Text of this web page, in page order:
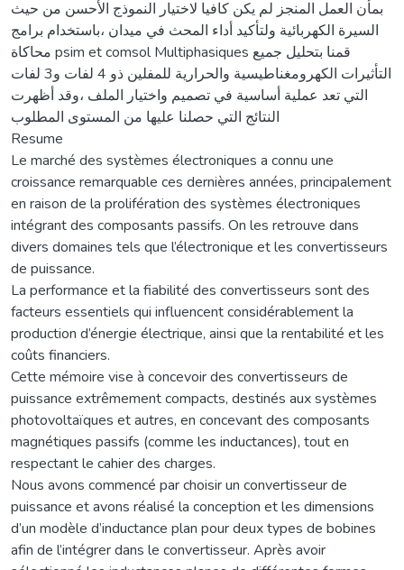
بمأن العمل المنجز لم يكن كافيا لاختيار النموذج الأحسن من حيث
السيرة الكهربائية ولتأكيد أداء المحث في ميدان ،باستخدام برامج
محاكاة psim et comsol Multiphasiques قمنا بتحليل جميع
التأثيرات الكهرومغناطيسية والحرارية للمفلين ذو 4 لفات و3 لفات
التي تعد عملية أساسية في تصميم واختيار الملف ،وقد أظهرت
النتائج التي حصلنا عليها من المستوى المطلوب
Resume
Le marché des systèmes électroniques a connu une
croissance remarquable ces dernières années, principalement
en raison de la prolifération des systèmes électroniques
intégrant des composants passifs. On les retrouve dans
divers domaines tels que l’électronique et les convertisseurs
de puissance.
La performance et la fiabilité des convertisseurs sont des
facteurs essentiels qui influencent considérablement la
production d’énergie électrique, ainsi que la rentabilité et les
coûts financiers.
Cette mémoire vise à concevoir des convertisseurs de
puissance extrêmement compacts, destinés aux systèmes
photovoltaïques et autres, en concevant des composants
magnétiques passifs (comme les inductances), tout en
respectant le cahier des charges.
Nous avons commencé par choisir un convertisseur de
puissance et avons réalisé la conception et les dimensions
d’un modèle d’inductance plan pour deux types de bobines
afin de l’intégrer dans le convertisseur. Après avoir